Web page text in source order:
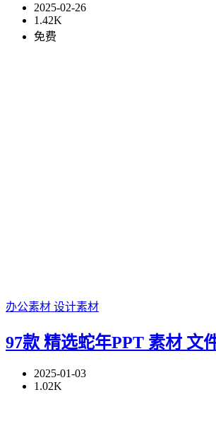
2025-02-26
1.42K
免费
办公素材 设计素材
97款 精选蛇年PPT 素材 文
2025-01-03
1.02K